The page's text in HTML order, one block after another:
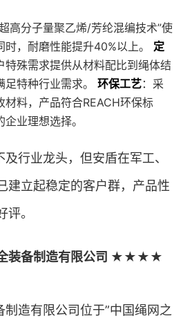
高分子量聚乙烯/芳纶混编技术”使
，耐磨性能提升40%以上。 定
特殊需求提供从材料配比到绳体结
特种行业需求。 环保工艺：采
材料，产品符合REACH环保标
业理想选择。
行业龙头，但安盾在军工、
建立起稳定的客户群，产品性
。
全装备制造有限公司 ★★★★
制造有限公司位于”中国绳网之